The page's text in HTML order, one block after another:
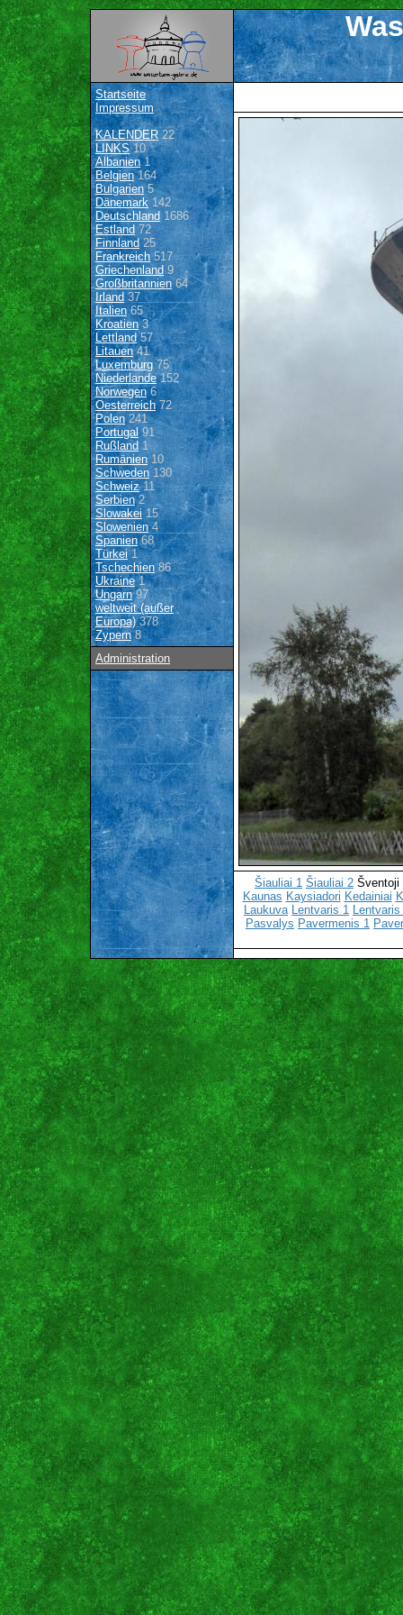
Startseite
Impressum
KALENDER22
LINKS10
Albanien1
Belgien164
Bulgarien 5
Dänemark142
Deutschland 1686
Estland 72
Finnland 25
Frankreich517
Griechenland9
Großbritannien64
Irland 37
Italien65
Kroatien3
Lettland57
Litauen41
Luxemburg 75
Niederlande152
Norwegen6
Oesterreich72
Polen 241
Portugal91
Rußland 1
Rumänien10
Schweden 130
Schweiz11
Serbien2
Slowakei15
Slowenien4
Spanien68
Türkei1
Tschechien 86
Ukraine1
Ungarn97
weltweit (außer
Europa)378
Zypern8
Administration
Šiauliai 1 Šiauliai 2 Šventoji
Kaunas Kaysiadori Kedainiai
Laukuva Lentvaris 1 Lentvaris
Pasvalys Pavermenis 1